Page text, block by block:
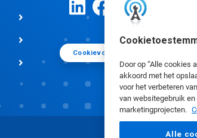
Door op “Alle cookies
akkoord met het
voor het verbeteren
van websitegebruik
marketingprojecten.
Alle
Cookievoorkeuren